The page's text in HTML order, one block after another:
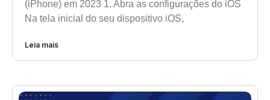
(iPhone) em 2023 1. Abra as configurações do iOS
Na tela inicial do seu dispositivo iOS,
Leia mais